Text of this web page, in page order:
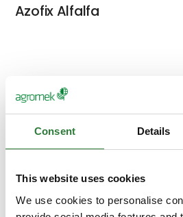
Consent Details
This website uses cookies
We use cookies to personalise
Azofix Alfalfa
Azofix Rhizo
Bacto-K